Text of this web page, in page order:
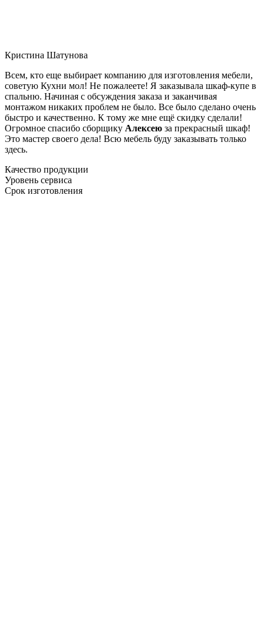
Кристина Шатунова
Всем, кто еще выбирает компанию для изготовления мебели,
советую Кухни мол! Не пожалеете! Я заказывала шкаф-купе в
спальню. Начиная с обсуждения заказа и заканчивая
монтажом никаких проблем не было. Все было сделано очень
быстро и качественно. К тому же мне ещё скидку сделали!
Огромное спасибо сборщику Алексею за прекрасный шкаф!
Это мастер своего дела! Всю мебель буду заказывать только
здесь.
Качество продукции
Уровень сервиса
Срок изготовления